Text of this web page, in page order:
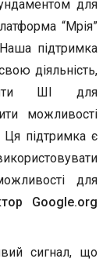
для
“Мрія”
підтримка
діяльність,
ШІ для
можливості
Ця підтримка є
для
Google.org
сигнал, що